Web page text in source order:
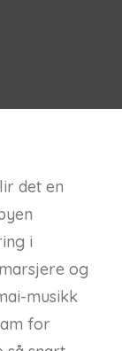
det en
i
og
musikk
for